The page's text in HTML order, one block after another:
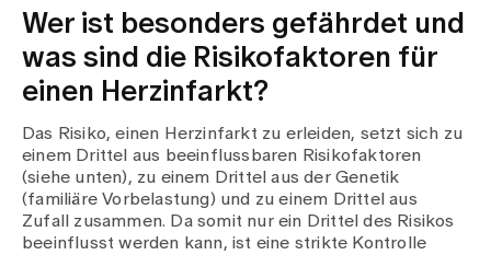
Wer ist besonders gefährdet und
was sind die Risikofaktoren für
einen Herzinfarkt?
Das Risiko, einen Herzinfarkt zu erleiden, setzt sich zu
einem Drittel aus beeinflussbaren Risikofaktoren
(siehe unten), zu einem Drittel aus der Genetik
(familiäre Vorbelastung) und zu einem Drittel aus
Zufall zusammen. Da somit nur ein Drittel des Risikos
beeinflusst werden kann, ist eine strikte Kontrolle